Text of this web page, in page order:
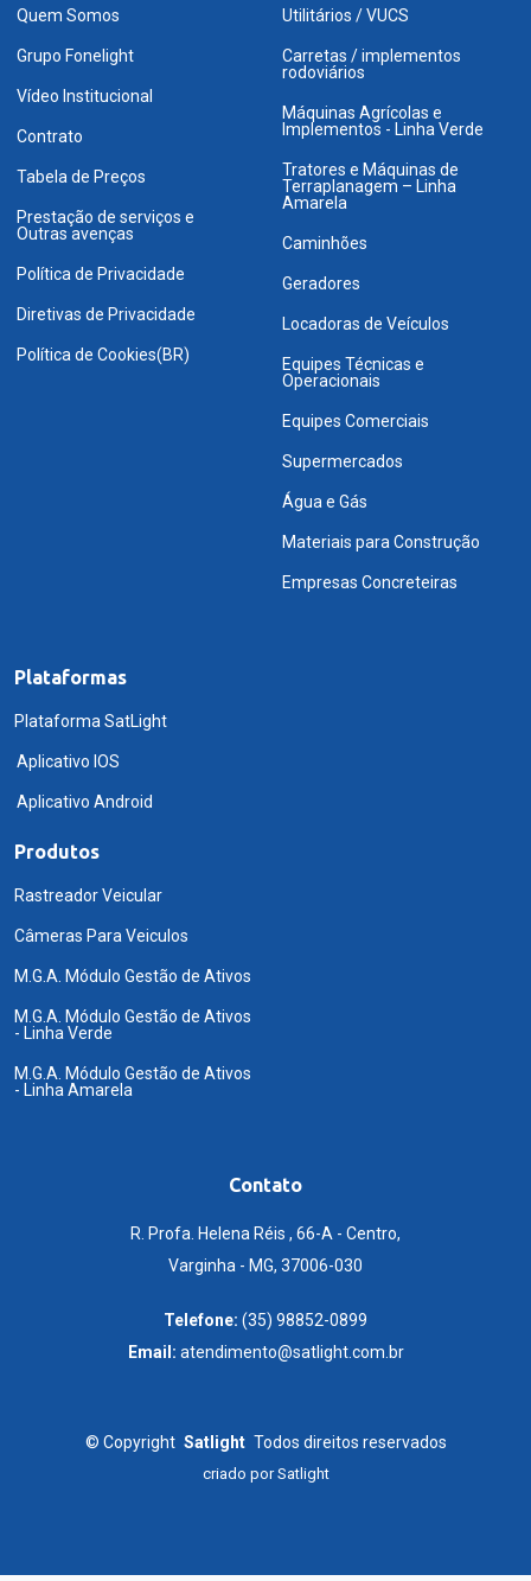
Quem Somos
Grupo Fonelight
Vídeo Institucional
Contrato
Tabela de Preços
Prestação de serviços e
Outras avenças
Política de Privacidade
Diretivas de Privacidade
Política de Cookies(BR)
Utilitários / VUCS
Carretas / implementos
rodoviários
Máquinas Agrícolas e
Implementos - Linha Verde
Tratores e Máquinas de
Terraplanagem – Linha
Amarela
Caminhões
Geradores
Locadoras de Veículos
Equipes Técnicas e
Operacionais
Equipes Comerciais
Supermercados
Água e Gás
Materiais para Construção
Empresas Concreteiras
Plataformas
Plataforma SatLight
Aplicativo IOS
Aplicativo Android
Produtos
Rastreador Veicular
Câmeras Para Veiculos
M.G.A. Módulo Gestão de Ativos
M.G.A. Módulo Gestão de Ativos
- Linha Verde
M.G.A. Módulo Gestão de Ativos
- Linha Amarela
Contato
R. Profa. Helena Réis , 66-A - Centro,
Varginha - MG, 37006-030
Telefone: (35) 98852-0899
Email: atendimento@satlight.com.br
© Copyright Satlight Todos direitos reservados
criado porSatlight